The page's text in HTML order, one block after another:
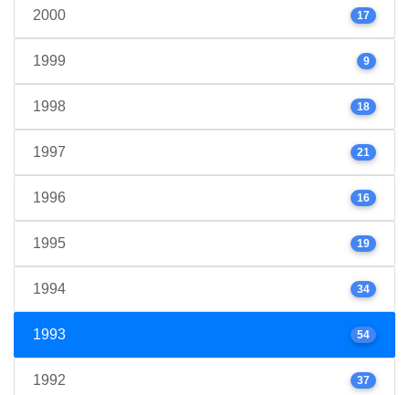
2000 17
1999 9
1998 18
1997 21
1996 16
1995 19
1994 34
1993 54
1992 37